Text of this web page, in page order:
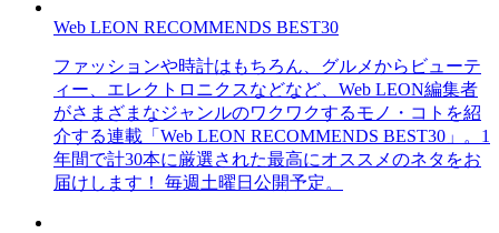
Web LEON RECOMMENDS BEST30
ファッションや時計はもちろん、グルメからビューテ
ィー、エレクトロニクスなどなど、Web LEON編集者
がさまざまなジャンルのワクワクするモノ・コトを紹
介する連載「Web LEON RECOMMENDS BEST30」。1
年間で計30本に厳選された最高にオススメのネタをお
届けします！ 毎週土曜日公開予定。